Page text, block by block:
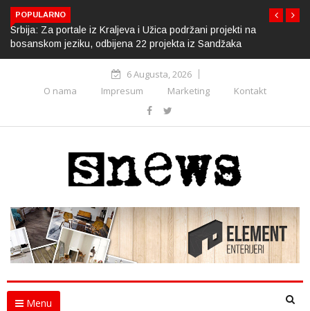
POPULARNO
Srbija: Za portale iz Kraljeva i Užica podržani projekti na
bosanskom jeziku, odbijena 22 projekta iz Sandžaka
6 Augusta, 2026
O nama
Impresum Marketing Kontakt
Menu